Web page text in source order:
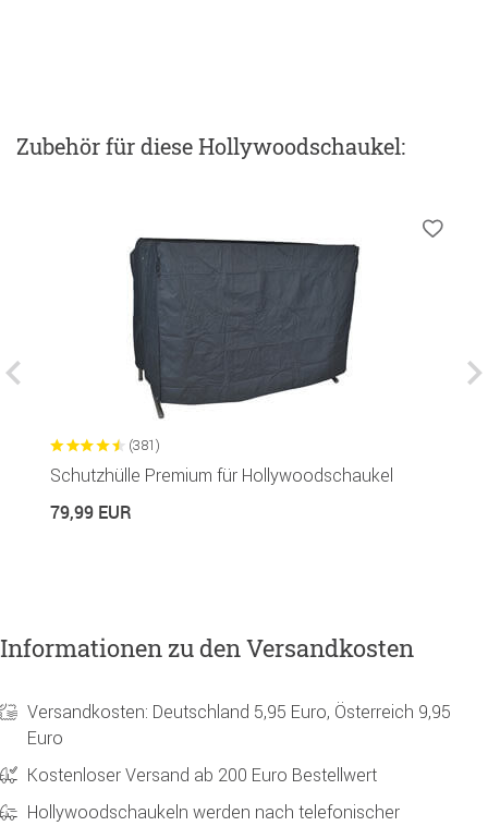
Zubehörfür diese Hollywoodschaukel:
(381)
Schutzhülle Premium für Hollywoodschaukel
79,99 EUR
Informationen zu den Versandkosten
Versandkosten: Deutschland 5,95 Euro, Österreich 9,95
Euro
Kostenloser Versand ab 200 Euro Bestellwert
Hollywoodschaukeln werden nach telefonischer